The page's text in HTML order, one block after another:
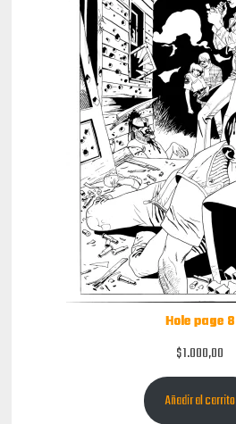
Hole page 8
$1.000,00
Añadir al carrito